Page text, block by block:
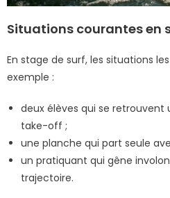
Situations courantes en
En stage de surf, les situations
exemple :
deux élèves qui se retrouvent
take-off ;
une planche qui part seule
un pratiquant qui gêne
trajectoire.